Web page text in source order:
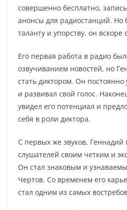
совершенно бесплатно,
анонсы для радиостанций. Но
таланту и упорству, он
Его первая работа в радио
озвучиванием новостей, но
стать диктором. Он
и развивал свой голос.
увидел его потенциал и
себя в роли диктора.
С первых же звуков,
слушателей своим четким и
Он стал знаковым и
Чертов. Со временем его
стал одним из самых